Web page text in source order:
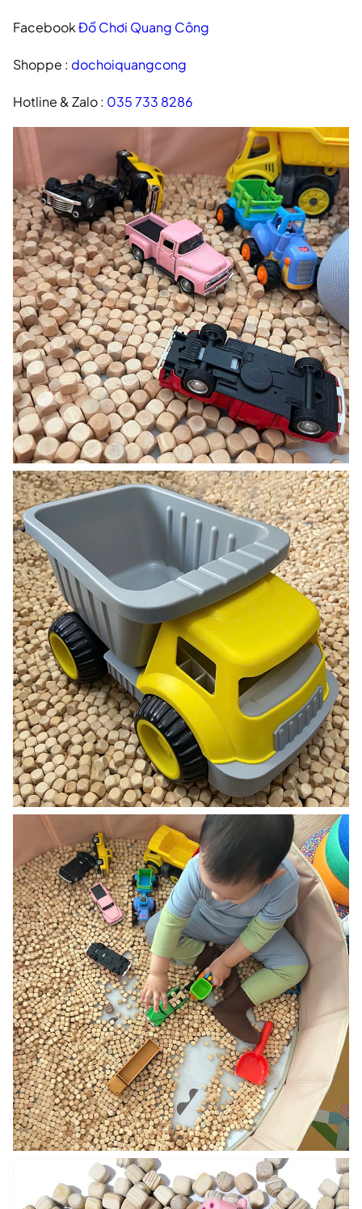
FacebookĐồ Chơi Quang Công
Shoppe : dochoiquangcong
Hotline & Zalo : 035 733 8286